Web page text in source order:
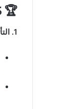
🏆 5. محور تحليل الإنجاز المعماري وفقاً للمعايير الخمسة (التقييم النقدي)
1. التأثير على تطور العمارة (الوزن: 30%) – النتيجة: 30/30